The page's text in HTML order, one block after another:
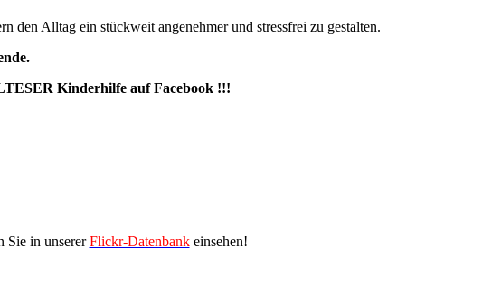
den Alltag ein stückweit angenehmer und stressfrei zu gestalten.
Kinderhilfe auf Facebook !!!
Sie in unsererFlickr-Datenbankeinsehen!